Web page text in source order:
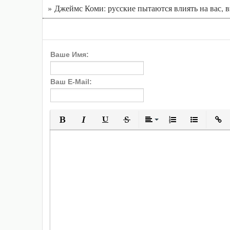
» Джеймс Коми: русские пытаются влиять на вас,
Ваше Имя:
Ваш E-Mail:
Полужирный
КурсивПодчеркнутый
Зачеркнутый